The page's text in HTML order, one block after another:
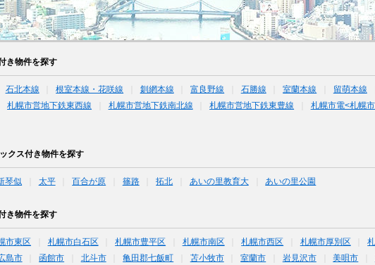
き物件を探す
石北本線 根室本線・花咲線 釧網本線 富良野線 石勝線 室蘭本線 留萌本線
札幌市営地下鉄東西線 札幌市営地下鉄南北線 札幌市営地下鉄東豊線 札幌市電<札幌
クス付き物件を探す
琴似 太平 百合が原 篠路 拓北 あいの里教育大 あいの里公園
き物件を探す
市東区 札幌市白石区 札幌市豊平区 札幌市南区 札幌市西区 札幌市厚別区
島市 函館市 北斗市 亀田郡七飯町 苫小牧市 室蘭市 岩見沢市 美唄市